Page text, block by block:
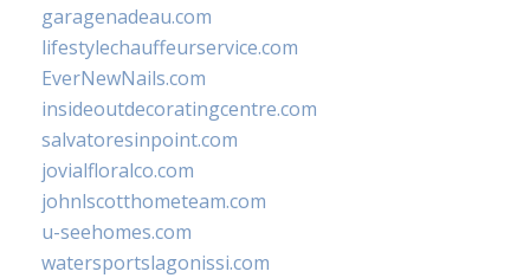
garagenadeau.com
lifestylechauffeurservice.com
EverNewNails.com
insideoutdecoratingcentre.com
salvatoresinpoint.com
jovialfloralco.com
johnlscotthometeam.com
u-seehomes.com
watersportslagonissi.com